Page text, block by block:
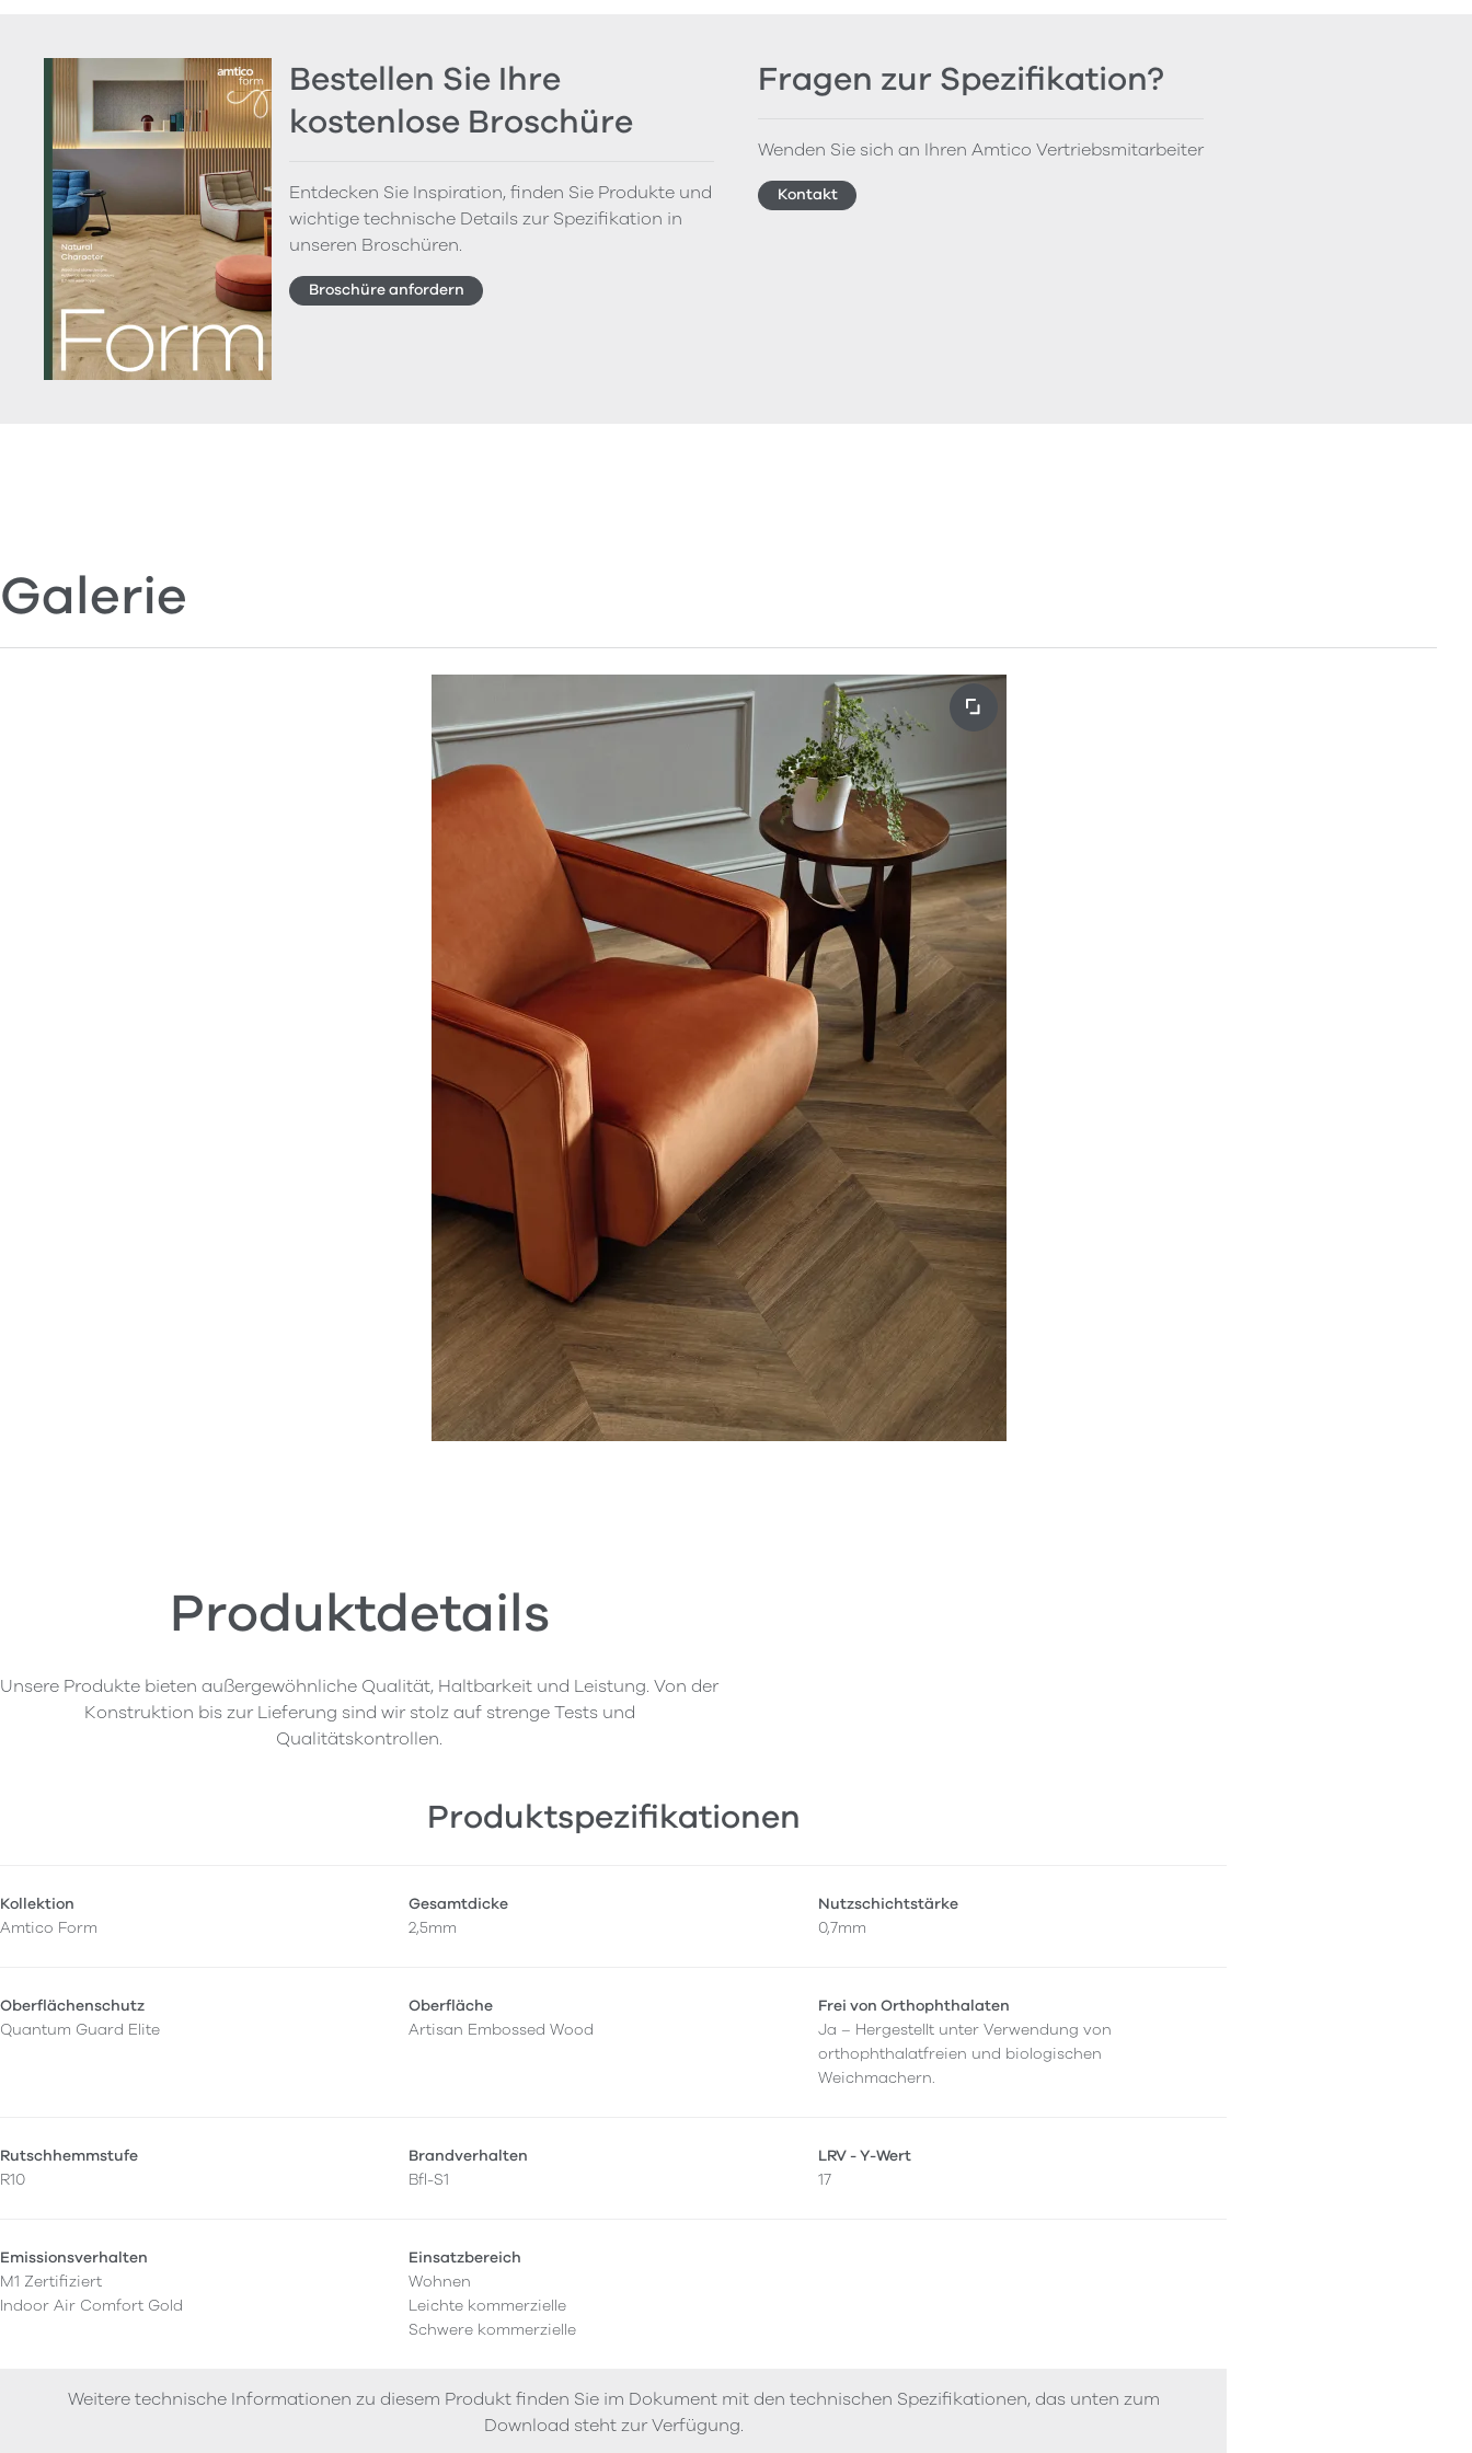
Bestellen Sie Ihre
kostenlose Broschüre
Entdecken Sie Inspiration, finden Sie Produkte und
wichtige technische Details zur Spezifikation in
unseren Broschüren.
Broschüre anfordern
Fragen zur Spezifikation?
Wenden Sie sich an Ihren Amtico Vertriebsmitarbeiter
Kontakt
Galerie
Produktdetails
Unsere Produkte bieten außergewöhnliche Qualität, Haltbarkeit und Leistung. Von der
Konstruktion bis zur Lieferung sind wir stolz auf strenge Tests und
Qualitätskontrollen.
Produktspezifikationen
Kollektion
Amtico Form
Gesamtdicke
2,5mm
Nutzschichtstärke
0,7mm
Oberflächenschutz
Quantum Guard Elite
Oberfläche
Artisan Embossed Wood
Frei von Orthophthalaten
Ja – Hergestellt unter Verwendung von
orthophthalatfreien und biologischen
Weichmachern.
Rutschhemmstufe
R10
Brandverhalten
Bfl-S1
LRV - Y-Wert
17
Emissionsverhalten
M1 Zertifiziert
Indoor Air Comfort Gold
Einsatzbereich
Wohnen
Leichte kommerzielle
Schwere kommerzielle
Weitere technische Informationen zu diesem Produkt finden Sie im Dokument mit den technischen Spezifikationen, das unten zum
Download steht zur Verfügung.